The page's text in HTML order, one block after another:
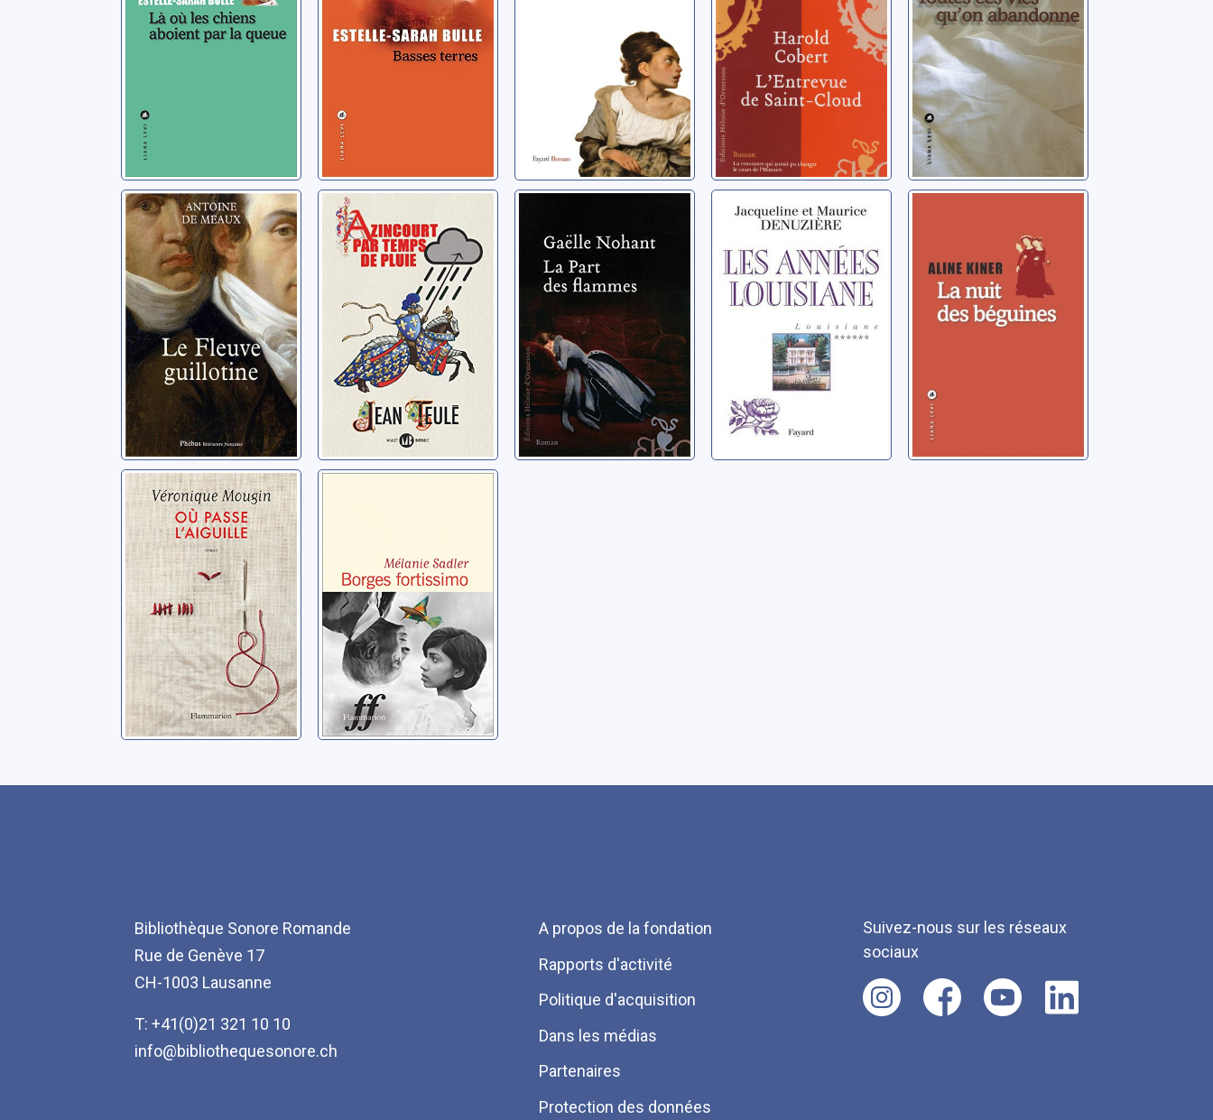
Bulle, Estelle-Sarah
Le fleuve
guillotine
Meaux, Antoine de
Azincourt par
temps de pluie
Teulé, Jean
flammes
Nohant, Gaëlle
Louisiane: 06:
Les années
Louisiane
Denuzière, Jacqueline
Kiner, Aline
Où passe
l'aiguille
Mougin, Véronique
Bibliothèque Sonore Romande
Rue de Genève 17
CH-1003 Lausanne
T: +41(0)21 321 10 10
info@bibliothequesonore.ch
Menu
Pied
de
page
A propos de la fondation
Rapports d'activité
Politique d'acquisition
Dans les médias
Partenaires
Protection des données
Suivez-nous sur les réseaux
sociaux